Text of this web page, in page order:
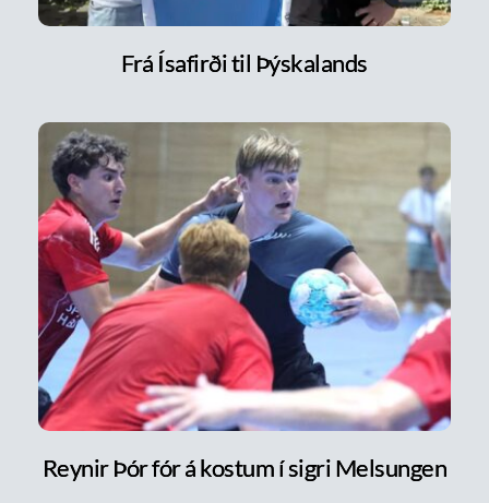
Frá Ísafirði til Þýskalands
Reynir Þór fór á kostum í sigri Melsungen